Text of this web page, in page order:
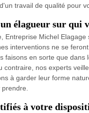
travail de qualité pour
élagueur sur qui
Entreprise Michel
interventions ne se
faisons en sorte que
contraire, nos experts
à garder leur forme
prendre.
à votre